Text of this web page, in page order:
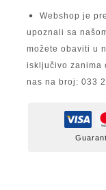
Webshop je
upoznali sa
možete obaviti u
isključivo zanima
nas na broj: 033